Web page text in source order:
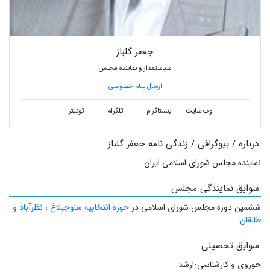
جعفر گلباز
سیاستمدار و نماینده مجلس
ارسال پیام خصوصی
وب سایت اینستاگرام تلگرام توئیتر
درباره / بیوگرافی / زندگی نامه جعفر گلباز
نماینده مجلس شورای اسلامی ایران
سوابق نمایندگی مجلس
ششمین دوره مجلس شورای اسلامی در حوزه انتخابیه ساوجبلاغ ، نظرآباد و
طالقان
سوابق تحصیلی
حوزوی و کارشناسی-ارشد